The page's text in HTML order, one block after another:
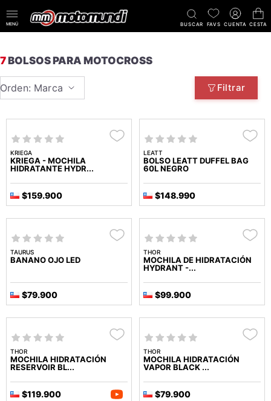
MENÚ BUSCAR FAVS CUENTA CESTA
7BOLSOS PARA MOTOCROSS
Orden: Marca Filtrar
KRIEGA
KRIEGA - MOCHILA
HIDRATANTE HYDR...
$159.900
LEATT
BOLSO LEATT DUFFEL BAG
60L NEGRO
$148.990
TAURUS
BANANO OJO LED
$79.900
THOR
MOCHILA DE HIDRATACIÓN
HYDRANT -...
$99.900
THOR
MOCHILA HIDRATACIÓN
RESERVOIR BL...
$119.900
THOR
MOCHILA HIDRATACIÓN
VAPOR BLACK ...
$79.900